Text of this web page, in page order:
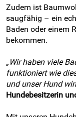
Zudem ist
saugfähig – ein
Baden oder einem
bekommen.
„Wir haben viele
funktioniert wie
und unser Hund
Hundebesitzerin